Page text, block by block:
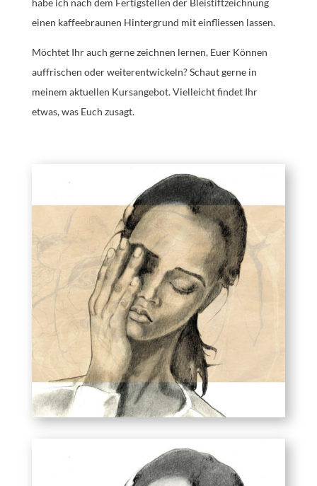
habe ich nach dem Fertigstellen der Bleistiftzeichnung
einen kaffeebraunen Hintergrund mit einfliessen lassen.
Möchtet Ihr auch gerne zeichnen lernen, Euer Können
auffrischen oder weiterentwickeln? Schaut gerne in
meinem aktuellen Kursangebot. Vielleicht findet Ihr
etwas, was Euch zusagt.